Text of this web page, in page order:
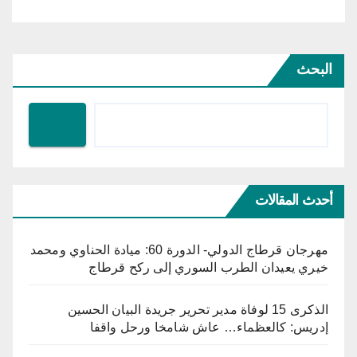
البحث
أحدث المقالات
مهرجان قرطاج الدولي- الدورة 60: ميادة الحناوي ومحمد
خيري يعيدان الطرب السوري إلى ركح قرطاج
الذكرى 15 لوفاة مدير تحرير جريدة البيان الحسين
إدريس: كالعظماء… عاش شامخا ورحل واقفا